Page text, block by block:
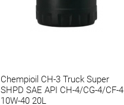
Chempioil CH-3 Truck Super
SHPD SAE API CH-4/CG-4/CF-4
10W-40 20L